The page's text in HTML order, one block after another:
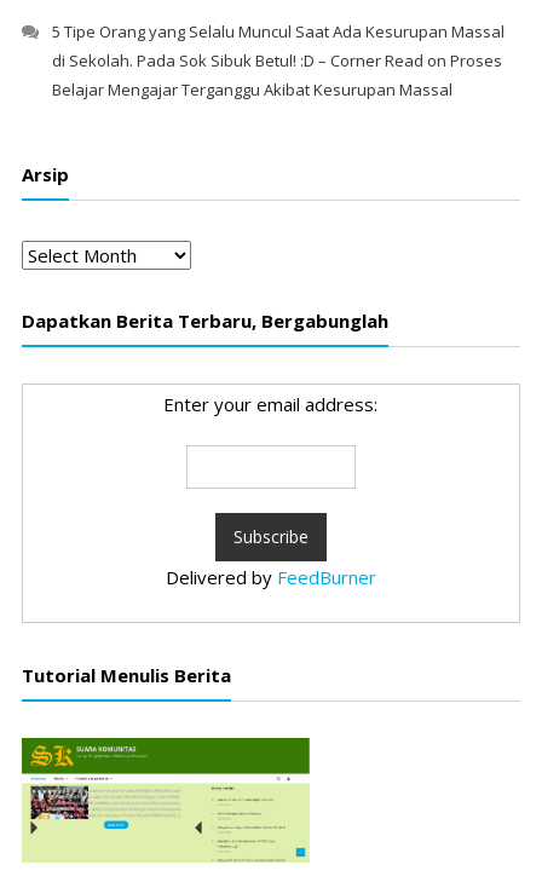
5 Tipe Orang yang Selalu Muncul Saat Ada Kesurupan Massal
di Sekolah. Pada Sok Sibuk Betul! :D – Corner Read on Proses
Belajar Mengajar Terganggu Akibat Kesurupan Massal
Arsip
Arsip
Dapatkan Berita Terbaru, Bergabunglah
Enter your email address:
Delivered by FeedBurner
Tutorial Menulis Berita